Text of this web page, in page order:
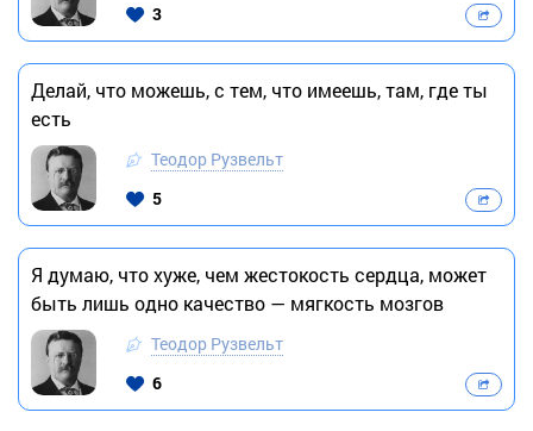
3
Делай, что можешь, с тем, что имеешь, там, где ты
есть
Теодор Рузвельт
5
Я думаю, что хуже, чем жестокость сердца, может
быть лишь одно качество — мягкость мозгов
Теодор Рузвельт
6